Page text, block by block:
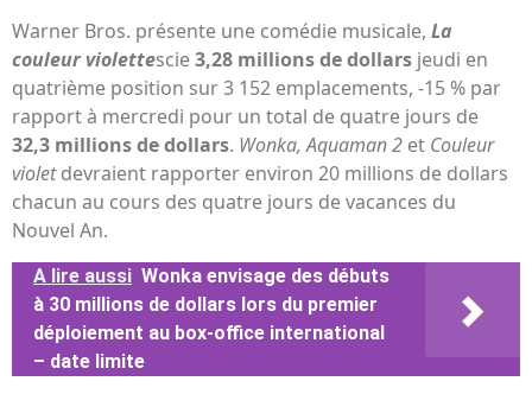
Warner Bros. présente une comédie musicale, La
couleur violettescie3,28 millions de dollars jeudi en
quatrième position sur 3 152 emplacements, -15 % par
rapport à mercredi pour un total de quatre jours de
32,3 millions de dollars. Wonka, Aquaman 2 et Couleur
violetdevraient rapporter environ 20 millions de dollars
chacun au cours des quatre jours de vacances du
Nouvel An.
A lire aussi Wonka envisage des débuts
à 30 millions de dollars lors du premier
déploiement au box-office international
– date limite